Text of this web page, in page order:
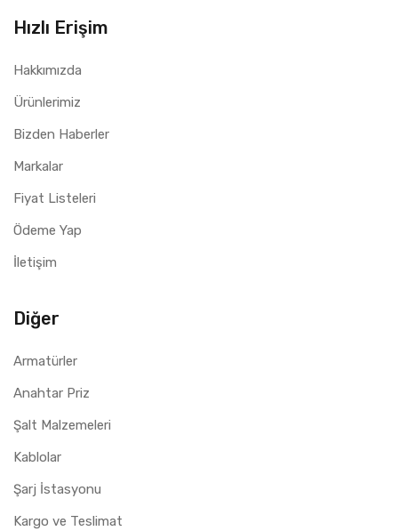
Hızlı Erişim
Hakkımızda
Ürünlerimiz
Bizden Haberler
Markalar
Fiyat Listeleri
Ödeme Yap
İletişim
Diğer
Armatürler
Anahtar Priz
Şalt Malzemeleri
Kablolar
Şarj İstasyonu
Kargo ve Teslimat